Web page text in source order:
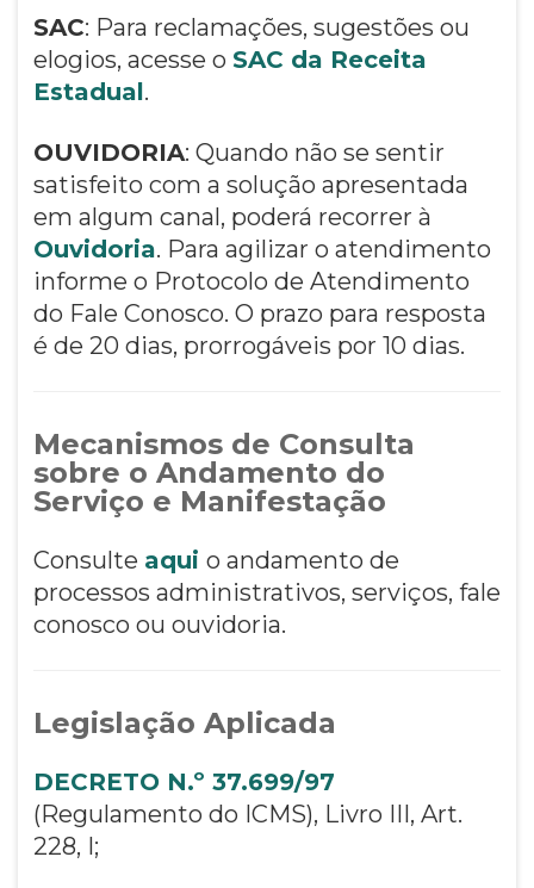
SAC: Para reclamações, sugestões ou
elogios, acesse o SAC da Receita
Estadual.
OUVIDORIA: Quando não se sentir
satisfeito com a solução apresentada
em algum canal, poderá recorrer à
Ouvidoria. Para agilizar o atendimento
informe o Protocolo de Atendimento
do Fale Conosco. O prazo para resposta
é de 20 dias, prorrogáveis por 10 dias.
Mecanismos de Consulta
sobre o Andamento do
Serviço e Manifestação
Consulte aqui o andamento de
processos administrativos, serviços, fale
conosco ou ouvidoria.
Legislação Aplicada
DECRETO N.º 37.699/97
(Regulamento do ICMS), Livro III, Art.
228, I;